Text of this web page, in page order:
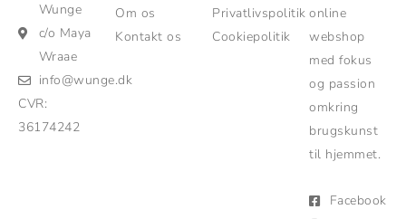
Wunge
c/o Maya
Wraae
info@wunge.dk
CVR:
36174242
Om os
Kontakt os
Privatlivspolitik
Cookiepolitik
online
webshop
med fokus
og passion
omkring
brugskunst
til hjemmet.
Facebook